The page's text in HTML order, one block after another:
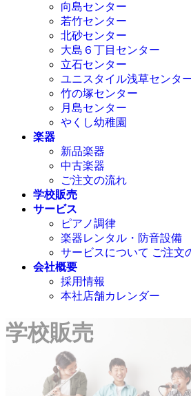
向島センター
若竹センター
北砂センター
大島６丁目センター
立石センター
ユニスタイル浅草センタ
竹の塚センター
月島センター
やくし幼稚園
楽器
新品楽器
中古楽器
ご注文の流れ
学校販売
サービス
ピアノ調律
楽器レンタル・防音設備
サービスについて ご注文
会社概要
採用情報
本社店舗カレンダー
学校販売